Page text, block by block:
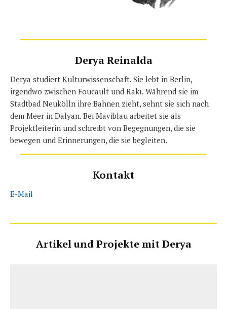
Derya Reinalda
Derya studiert Kulturwissenschaft. Sie lebt in Berlin,
irgendwo zwischen Foucault und Rakı. Während sie im
Stadtbad Neukölln ihre Bahnen zieht, sehnt sie sich nach
dem Meer in Dalyan. Bei Maviblau arbeitet sie als
Projektleiterin und schreibt von Begegnungen, die sie
bewegen und Erinnerungen, die sie begleiten.
Kontakt
E-Mail
Artikel und Projekte mit Derya